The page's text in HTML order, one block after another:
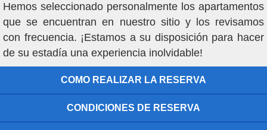
Hemos seleccionado personalmente los apartamentos
que se encuentran en nuestro sitio y los revisamos
con frecuencia. ¡Estamos a su disposición para hacer
de su estadía una experiencia inolvidable!
COMO REALIZAR LA RESERVA
CONDICIONES DE RESERVA